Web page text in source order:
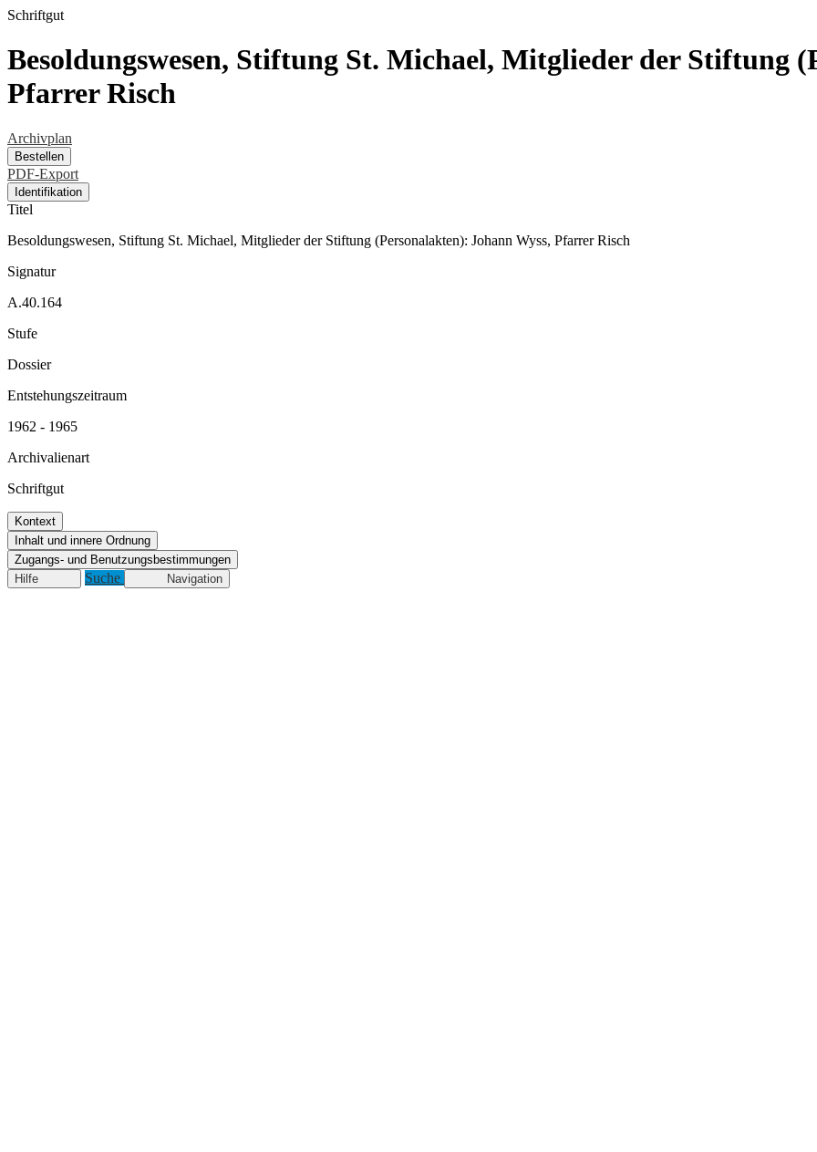
Schriftgut
Besoldungswesen, Stiftung St. Michael, Mitglieder der Stiftung
Pfarrer Risch
Archivplan
Bestellen
PDF-Export
Identifikation
Titel
Besoldungswesen, Stiftung St. Michael, Mitglieder der Stiftung (Personalakten): Johann Wyss, Pfarrer Risch
Signatur
A.40.164
Stufe
Dossier
Entstehungszeitraum
1962 - 1965
Archivalienart
Schriftgut
Kontext
Inhalt und innere Ordnung
Zugangs- und Benutzungsbestimmungen
Hilfe
Suche Navigation